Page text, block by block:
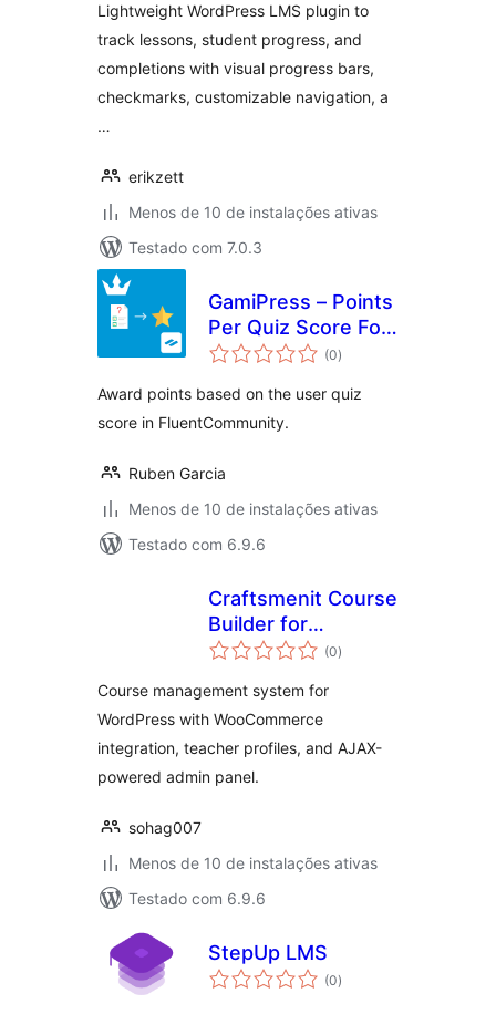
Lightweight WordPress LMS plugin to
track lessons, student progress, and
completions with visual progress bars,
checkmarks, customizable navigation, a
…
erikzett
Menos de 10 de instalações ativas
Testado com 7.0.3
GamiPress – Points
Per Quiz Score For
FluentCommunity
(0total
de
)
Award points based on the user quiz
score in FluentCommunity.
Ruben Garcia
Menos de 10 de instalações ativas
Testado com 6.9.6
Craftsmenit Course
Builder for
WooCommerce
(0total
de
)
Course management system for
WordPress with WooCommerce
integration, teacher profiles, and AJAX-
powered admin panel.
sohag007
Menos de 10 de instalações ativas
Testado com 6.9.6
StepUp LMS
(0total
de
)